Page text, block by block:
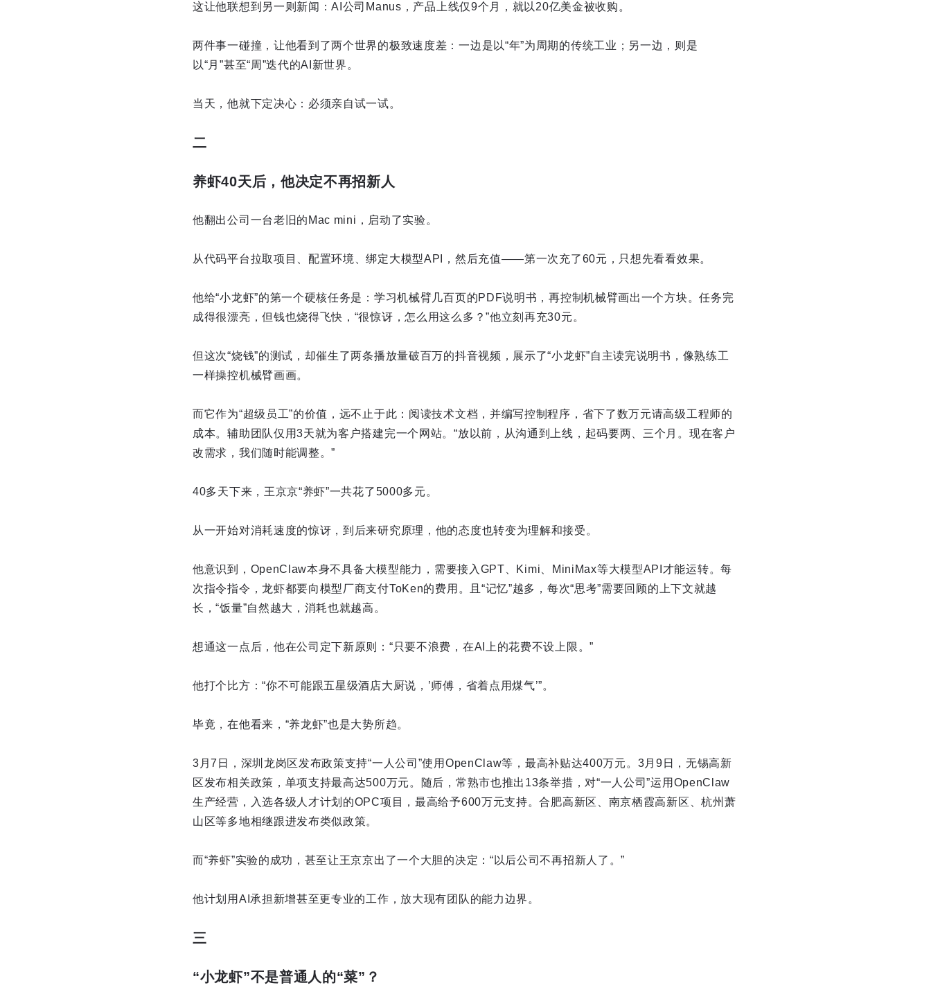
这让他联想到另一则新闻：AI公司Manus，产品上线仅9个月，就以20亿美金被收购。
两件事一碰撞，让他看到了两个世界的极致速度差：一边是以“年”为周期的传统工业；另一边，则是
以“月”甚至“周”迭代的AI新世界。
当天，他就下定决心：必须亲自试一试。
二
养虾40天后，他决定不再招新人
他翻出公司一台老旧的Mac mini，启动了实验。
从代码平台拉取项目、配置环境、绑定大模型API，然后充值——第一次充了60元，只想先看看效果。
他给“小龙虾”的第一个硬核任务是：学习机械臂几百页的PDF说明书，再控制机械臂画出一个方块。任务完
成得很漂亮，但钱也烧得飞快，“很惊讶，怎么用这么多？”他立刻再充30元。
但这次“烧钱”的测试，却催生了两条播放量破百万的抖音视频，展示了“小龙虾”自主读完说明书，像熟练工
一样操控机械臂画画。
而它作为“超级员工”的价值，远不止于此：阅读技术文档，并编写控制程序，省下了数万元请高级工程师的
成本。辅助团队仅用3天就为客户搭建完一个网站。“放以前，从沟通到上线，起码要两、三个月。现在客户
改需求，我们随时能调整。”
40多天下来，王京京“养虾”一共花了5000多元。
从一开始对消耗速度的惊讶，到后来研究原理，他的态度也转变为理解和接受。
他意识到，OpenClaw本身不具备大模型能力，需要接入GPT、Kimi、MiniMax等大模型API才能运转。每
次指令指令，龙虾都要向模型厂商支付ToKen的费用。且“记忆”越多，每次“思考”需要回顾的上下文就越
长，“饭量”自然越大，消耗也就越高。
想通这一点后，他在公司定下新原则：“只要不浪费，在AI上的花费不设上限。”
他打个比方：“你不可能跟五星级酒店大厨说，’师傅，省着点用煤气’”。
毕竟，在他看来，“养龙虾”也是大势所趋。
3月7日，深圳龙岗区发布政策支持“一人公司”使用OpenClaw等，最高补贴达400万元。3月9日，无锡高新
区发布相关政策，单项支持最高达500万元。随后，常熟市也推出13条举措，对“一人公司”运用OpenClaw
生产经营，入选各级人才计划的OPC项目，最高给予600万元支持。合肥高新区、南京栖霞高新区、杭州萧
山区等多地相继跟进发布类似政策。
而“养虾”实验的成功，甚至让王京京出了一个大胆的决定：“以后公司不再招新人了。”
他计划用AI承担新增甚至更专业的工作，放大现有团队的能力边界。
三
“小龙虾”不是普通人的“菜”？